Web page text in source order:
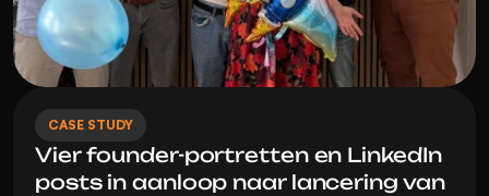
CASE STUDY
Vier founder-portretten en LinkedIn
posts in aanloop naar lancering van